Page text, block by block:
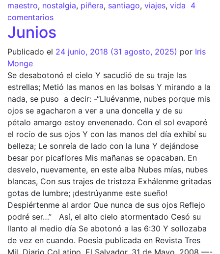
maestro, nostalgia, piñera, santiago, viajes, vida 4
comentarios
Junios
Publicado el 24 junio, 2018 (31 agosto, 2025) por Iris
Monge
Se desabotonó el cielo Y sacudió de su traje las
estrellas; Metió las manos en las bolsas Y mirando a la
nada, se puso a decir: -“Lluévanme, nubes porque mis
ojos se agacharon a ver a una doncella y de su
pétalo amargo estoy envenenado. Con el sol evaporé
el rocío de sus ojos Y con las manos del día exhibí su
belleza; Le sonreía de lado con la luna Y dejándose
besar por picaflores Mis mañanas se opacaban. En
desvelo, nuevamente, en este alba Nubes mías, nubes
blancas, Con sus trajes de tristeza Exhálenme gritadas
gotas de lumbre; ¡destrúyanme este sueño!
Despiértenme al ardor Que nunca de sus ojos Reflejo
podré ser…” Así, el alto cielo atormentado Cesó su
llanto al medio día Se abotonó a las 6:30 Y sollozaba
de vez en cuando. Poesía publicada en Revista Tres